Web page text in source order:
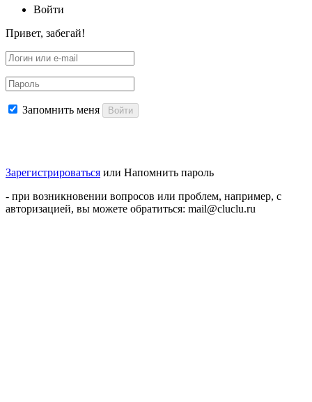
Войти
Привет, забегай!
Запомнить меня Войти
Зарегистрироваться или Напомнить пароль
- при возникновении вопросов или проблем, например, с
авторизацией, вы можете обратиться: mail@cluclu.ru